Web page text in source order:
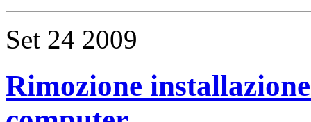
Set 24 2009
Rimozione